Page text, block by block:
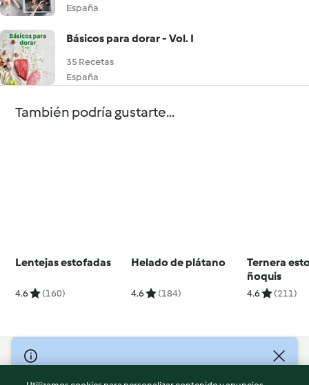
España
Básicos para dorar - Vol. I
35 Recetas
España
También podría gustarte...
Lentejas estofadas
4.6 (160)
Helado de plátano
4.6 (184)
Ternera
ñoquis
4.6 (211)
© Copyright 2026